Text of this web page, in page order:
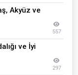
Akyüz ve
557
ve İyi
297